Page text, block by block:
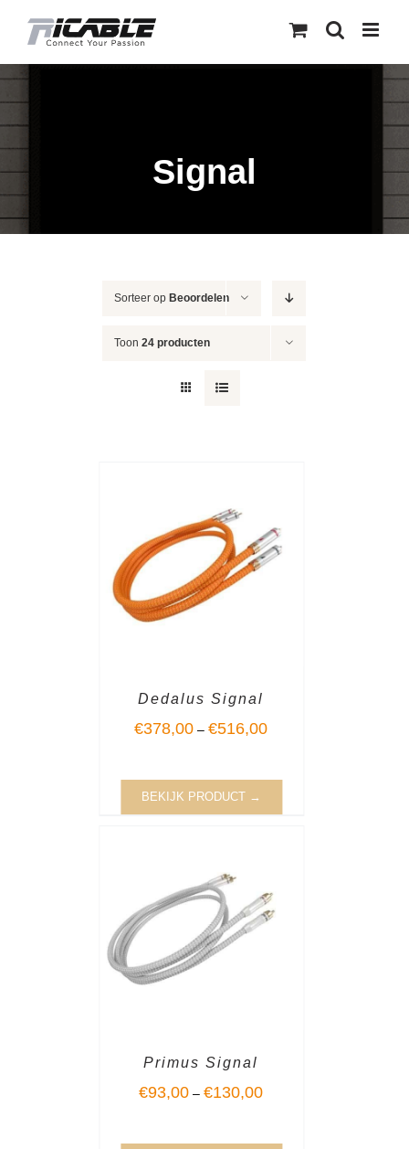
Signal
Sorteer opBeoordelen
Toon24 producten
Dedalus Signal
€378,00 –€516,00
BEKIJK PRODUCT →
Primus Signal
€93,00 –€130,00